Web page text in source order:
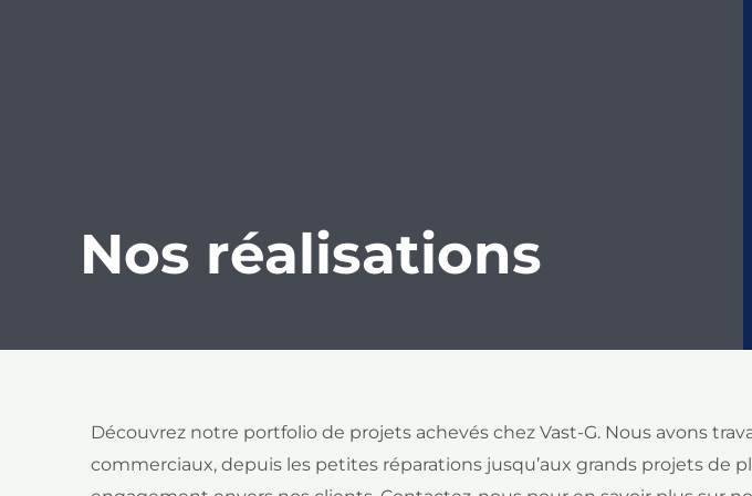
Nos réalisations
Découvrez notre portfolio de projets achevés chez Vast-G. Nous avons
commerciaux, depuis les petites réparations jusqu’aux grands projets